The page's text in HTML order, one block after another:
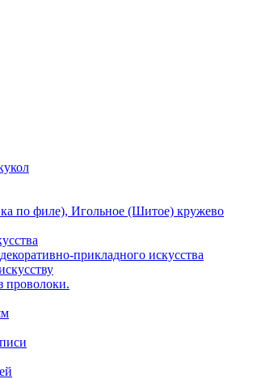
по филе), Игольное (Шитое) кружево
прикладного искусства
проволоки.